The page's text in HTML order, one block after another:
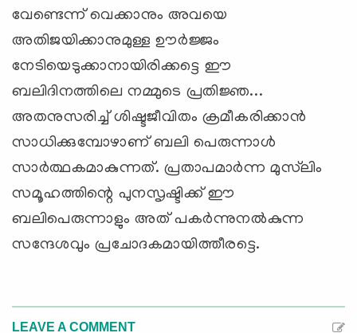
വേണ്ടെന്ന് വെക്കാനും അവയെ
അതിജയിക്കാനുമുള്ള ഊര്‍ജ്ജം
നേടിയെടുക്കാനായിരിക്കട്ടെ ഈ
ബലിദിനത്തിലെ നമ്മുടെ പ്രതിജ്ഞ...
അതനുസരിച്ച് ശിഷ്ടജീവിതം ക്രമീകരിക്കാന്‍
സാധിക്കുമ്പോഴാണ് ബലി പെരുന്നാള്‍
സാര്‍ത്ഥകമാകുന്നത്. പ്രതാപമാര്‍ന്ന മുസ്‌ലിം
സമൂഹത്തിന്റെ പുനസൃഷ്ടിക്ക് ഈ
ബലിപെരുന്നാളും അത് പകര്‍ന്നുനല്‍കുന്ന
സന്ദേശവും പ്രചോദകമായിത്തീരട്ടെ.
LEAVE A COMMENT